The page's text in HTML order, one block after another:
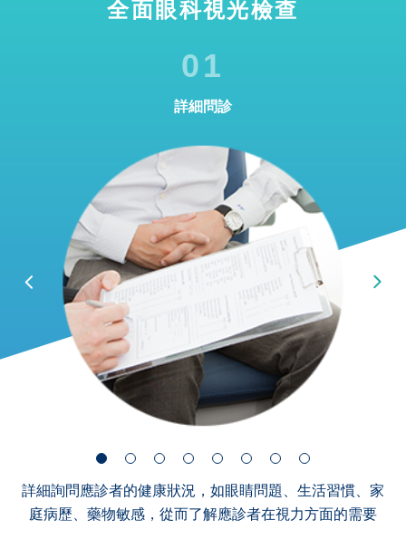
全面眼科視光檢查
01
詳細問診
詳細詢問應診者的健康狀況，如眼睛問題、生活習慣、家
庭病歷、藥物敏感，從而了解應診者在視力方面的需要